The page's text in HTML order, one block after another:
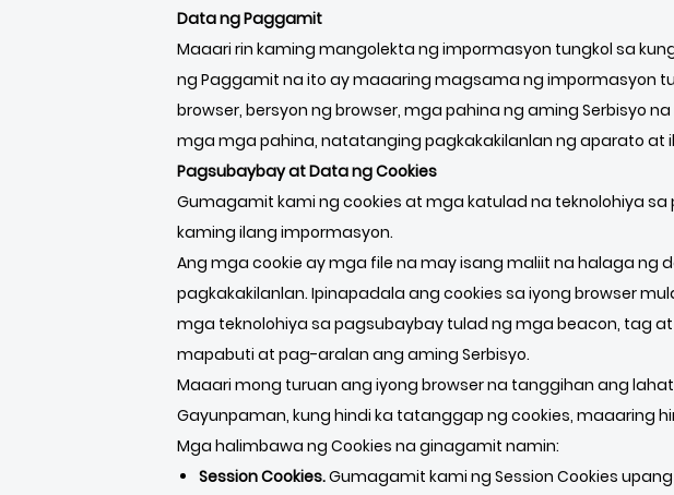
Data ng Paggamit
Maaari rin kaming mangolekta ng impormasyon tungkol sa
ng Paggamit na ito ay maaaring magsama ng impormasyon
browser, bersyon ng browser, mga pahina ng aming Serbisyo
mga mga pahina, natatanging pagkakakilanlan ng aparato at
Pagsubaybay at Data ng Cookies
Gumagamit kami ng cookies at mga katulad na teknolohiya
kaming ilang impormasyon.
Ang mga cookie ay mga file na may isang maliit na halaga
pagkakakilanlan. Ipinapadala ang cookies sa iyong browser
mga teknolohiya sa pagsubaybay tulad ng mga beacon, tag
mapabuti at pag-aralan ang aming Serbisyo.
Maaari mong turuan ang iyong browser na tanggihan ang
Gayunpaman, kung hindi ka tatanggap ng cookies, maaaring
Mga halimbawa ng Cookies na ginagamit namin:
Session Cookies.Gumagamit kami ng Session Cookies